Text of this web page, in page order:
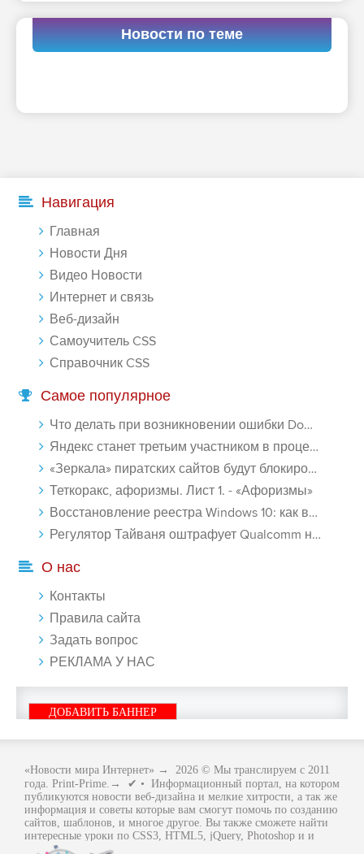
Новости по теме
Навигация
Главная
Новости Дня
Видео Новости
Интернет и связь
Веб-дизайн
Самоучитель CSS
Справочник CSS
Самое популярное
Что делать при возникновении ошибки Download interrupted в Chrome - «Windows»
Яндекс станет третьим участником в процессе ФАС против Google - «Интернет»
«Зеркала» пиратских сайтов будут блокироваться! - «Интернет»
Теткоракс, афоризмы. Лист 1. - «Афоризмы»
Восстановление реестра Windows 10: как восстановить реестр Виндовс 10 - «Windows»
Регулятор Тайваня оштрафует Qualcomm на $774 млн - «Новости сети»
О нас
Контакты
Правила сайта
Задать вопрос
РЕКЛАМА У НАС
ДОБАВИТЬ БАННЕР
«Новости мира Интернет» → 2026 © Мы транслируем с 2011
года. Print-Prime.→ ✔ • Информационный портал, на котором
публикуются новости веб-дизайна и мелкие хитрости, а так же
информация и советы которые вам смогут помочь по созданию
сайтов, шаблонов, и многое другое. Вы также сможете найти
интересные уроки по CSS3, HTML5, jQuery, Photoshop и и
многое другое, интересное, с интернет мира. Вся информация